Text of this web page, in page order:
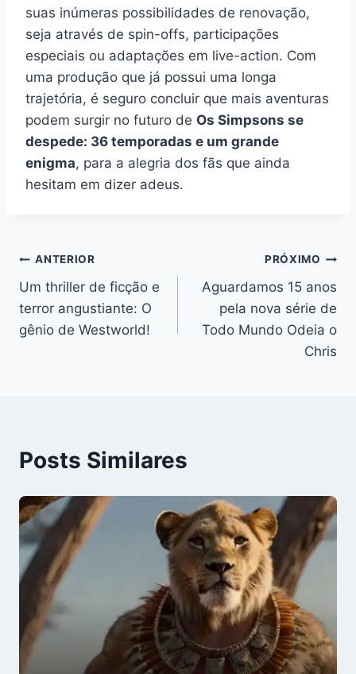
suas inúmeras possibilidades de renovação,
seja através de spin-offs, participações
especiais ou adaptações em live-action. Com
uma produção que já possui uma longa
trajetória, é seguro concluir que mais aventuras
podem surgir no futuro de Os Simpsons se
despede: 36 temporadas e um grande
enigma, para a alegria dos fãs que ainda
hesitam em dizer adeus.
Navegação
de
Post
ANTERIOR
Um thriller de ficção e
terror angustiante: O
gênio de Westworld!
PRÓXIMO
Aguardamos 15 anos
pela nova série de
Todo Mundo Odeia o
Chris
Posts Similares